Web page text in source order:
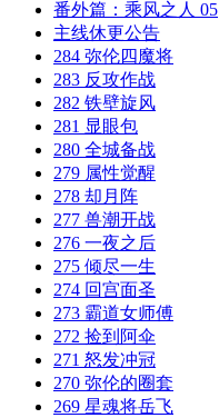
番外篇：乘风之人 05
主线休更公告
284 弥伦四魔将
283 反攻作战
282 铁壁旋风
281 显眼包
280 全城备战
279 属性觉醒
278 却月阵
277 兽潮开战
276 一夜之后
275 倾尽一生
274 回宫面圣
273 霸道女师傅
272 捡到阿伞
271 怒发冲冠
270 弥伦的圈套
269 星魂将岳飞